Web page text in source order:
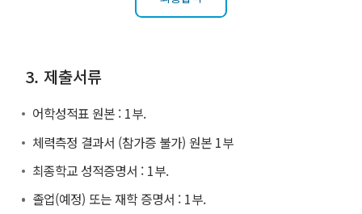
3. 제출서류
어학성적표 원본 : 1부.
체력측정 결과서 (참가증 불가) 원본 1부
최종학교 성적증명서 : 1부.
졸업(예정) 또는 재학 증명서 : 1부.